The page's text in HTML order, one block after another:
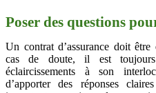
Poser des questions
Un contrat d’assurance doit
cas de doute, il est toujours
éclaircissements à son
d’apporter des réponses